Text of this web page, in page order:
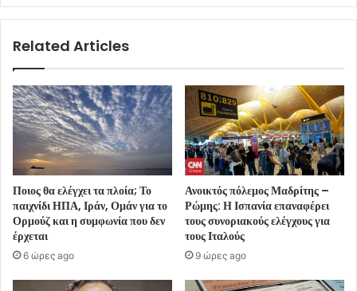
Related Articles
Ποιος θα ελέγχει τα πλοία; Το
παιχνίδι ΗΠΑ, Ιράν, Ομάν για το
Ορμούζ και η συμφωνία που δεν
έρχεται
6 ώρες ago
Ανοικτός πόλεμος Μαδρίτης –
Ρώμης: Η Ισπανία επαναφέρει
τους συνοριακούς ελέγχους για
τους Ιταλούς
9 ώρες ago